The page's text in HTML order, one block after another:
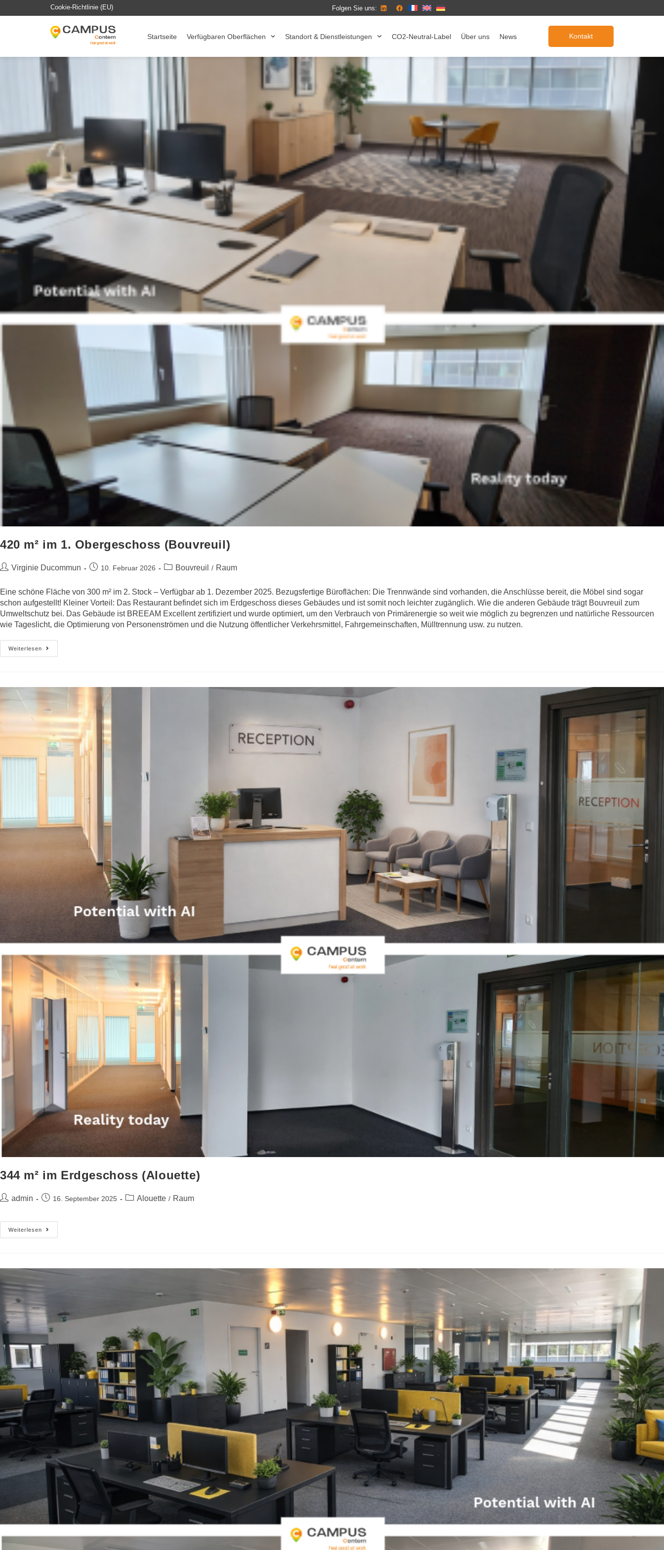
Cookie-Richtlinie (EU) Folgen Sie uns:
Startseite Verfügbaren Oberflächen Standort & Dienstleistungen CO2-Neutral-Label Über uns News Kontakt
420 m² im 1. Obergeschoss (Bouvreuil)
Virginie Ducommun 10. Februar 2026 Bouvreuil / Raum
Eine schöne Fläche von 300 m² im 2. Stock – Verfügbar ab 1. Dezember 2025. Bezugsfertige Büroflächen: Die Trennwände sind vorhanden, die Anschlüsse bereit, die Möbel sind sogar
schon aufgestellt! Kleiner Vorteil: Das Restaurant befindet sich im Erdgeschoss dieses Gebäudes und ist somit noch leichter zugänglich. Wie die anderen Gebäude trägt Bouvreuil zum
Umweltschutz bei. Das Gebäude ist BREEAM Excellent zertifiziert und wurde optimiert, um den Verbrauch von Primärenergie so weit wie möglich zu begrenzen und natürliche Ressourcen
wie Tageslicht, die Optimierung von Personenströmen und die Nutzung öffentlicher Verkehrsmittel, Fahrgemeinschaften, Mülltrennung usw. zu nutzen.
Weiterlesen
344 m² im Erdgeschoss (Alouette)
admin 16. September 2025 Alouette / Raum
Weiterlesen